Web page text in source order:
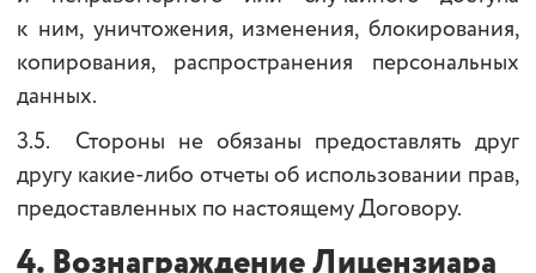
к ним, уничтожения, изменения, блокирования,
копирования, распространения персональных
данных.
3.5. Стороны не обязаны предоставлять друг
другу какие-либо отчеты об использовании прав,
предоставленных по настоящему Договору.